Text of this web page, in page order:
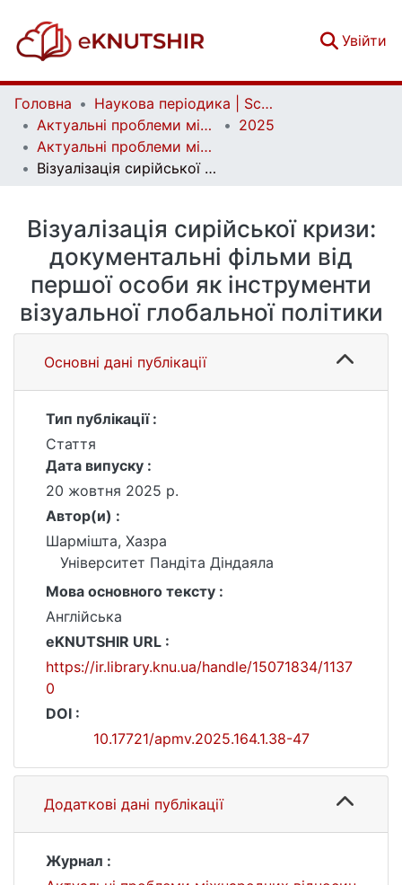
Увійти
Головна
Наукова періодика | Scientific periodicals
Актуальні проблеми міжнародних відносин | Аctual Problems of International Relations
2025
Актуальні проблеми міжнародних відносин. Вип. 164
Візуалізація сирійської кризи: документальні фільми від першої особи як інструменти візуальної глобальної політики
Візуалізація сирійської кризи:
документальні фільми від
першої особи як інструменти
візуальної глобальної політики
Основні дані публікації
Тип публікації :
Стаття
Дата випуску :
20 жовтня 2025 р.
Автор(и) :
Шармішта, Хазра
Університет Пандіта Діндаяла
Мова основного тексту :
Англійська
eKNUTSHIR URL :
https://ir.library.knu.ua/handle/15071834/1137
0
DOI :
10.17721/apmv.2025.164.1.38-47
Додаткові дані публікації
Журнал :